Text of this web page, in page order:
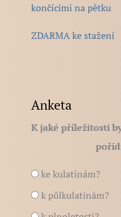
končícími na pětku
ZDARMA ke stažení
Anketa
K jaké příležitosti
ke kulatinám?
k půlkulatinám?